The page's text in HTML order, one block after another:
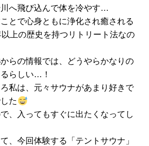
へ飛び込んで体を冷やす…
とで心身ともに浄化され癒される
以上の歴史を持つリトリート法なの
らの情報では、どうやらかなりの
らしい…！
私は、元々サウナがあまり好きで
た
、入ってもすぐに出たくなってし
、今回体験する「テントサウナ」